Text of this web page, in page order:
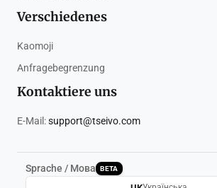
Verschiedenes
Kaomoji
Anfragebegrenzung
Kontaktiere uns
E-Mail:support@tseivo.com
Sprache / Мова BETA